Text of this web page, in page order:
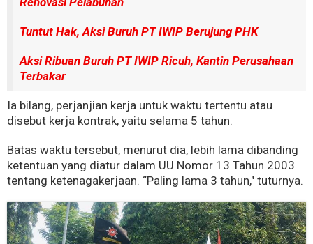
Tuntut Hak, Aksi Buruh PT IWIP Berujung PHK
Aksi Ribuan Buruh PT IWIP Ricuh, Kantin Perusahaan
Terbakar
Ia bilang, perjanjian kerja untuk waktu tertentu atau
disebut kerja kontrak, yaitu selama 5 tahun.
Batas waktu tersebut, menurut dia, lebih lama dibanding
ketentuan yang diatur dalam UU Nomor 13 Tahun 2003
tentang ketenagakerjaan. “Paling lama 3 tahun," tuturnya.